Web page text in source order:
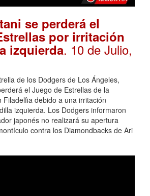
se perderá el
por irritación
izquierda. 10 de Julio,
de los Dodgers de Los Ángeles,
el Juego de Estrellas de la
Filadelfia debido a una irritación
izquierda. Los Dodgers informaron
japonés no realizará su apertura
contra los Diamondbacks de Ari